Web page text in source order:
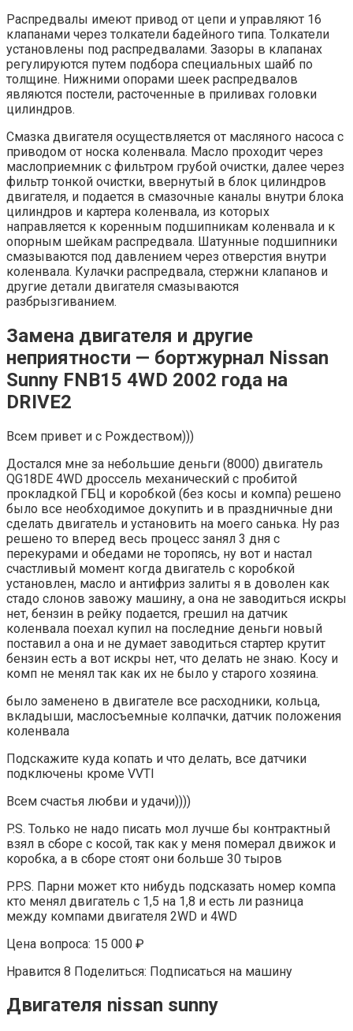
Распредвалы имеют привод от цепи и управляют 16
клапанами через толкатели бадейного типа. Толкатели
установлены под распредвалами. Зазоры в клапанах
регулируются путем подбора специальных шайб по
толщине. Нижними опорами шеек распредвалов
являются постели, расточенные в приливах головки
цилиндров.
Смазка двигателя осуществляется от масляного насоса с
приводом от носка коленвала. Масло проходит через
маслоприемник с фильтром грубой очистки, далее через
фильтр тонкой очистки, ввернутый в блок цилиндров
двигателя, и подается в смазочные каналы внутри блока
цилиндров и картера коленвала, из которых
направляется к коренным подшипникам коленвала и к
опорным шейкам распредвала. Шатунные подшипники
смазываются под давлением через отверстия внутри
коленвала. Кулачки распредвала, стержни клапанов и
другие детали двигателя смазываются
разбрызгиванием.
Замена двигателя и другие
неприятности — бортжурнал Nissan
Sunny FNB15 4WD 2002 года на
DRIVE2
Всем привет и с Рождеством)))
Достался мне за небольшие деньги (8000) двигатель
QG18DE 4WD дроссель механический с пробитой
прокладкой ГБЦ и коробкой (без косы и компа) решено
было все необходимое докупить и в праздничные дни
сделать двигатель и установить на моего санька. Ну раз
решено то вперед весь процесс занял 3 дня с
перекурами и обедами не торопясь, ну вот и настал
счастливый момент когда двигатель с коробкой
установлен, масло и антифриз залиты я в доволен как
стадо слонов завожу машину, а она не заводиться искры
нет, бензин в рейку подается, грешил на датчик
коленвала поехал купил на последние деньги новый
поставил а она и не думает заводиться стартер крутит
бензин есть а вот искры нет, что делать не знаю. Косу и
комп не менял так как их не было у старого хозяина.
было заменено в двигателе все расходники, кольца,
вкладыши, маслосъемные колпачки, датчик положения
коленвала
Подскажите куда копать и что делать, все датчики
подключены кроме VVTI
Всем счастья любви и удачи))))
P.S. Только не надо писать мол лучше бы контрактный
взял в сборе с косой, так как у меня померал движок и
коробка, а в сборе стоят они больше 30 тыров
P.P.S. Парни может кто нибудь подсказать номер компа
кто менял двигатель с 1,5 на 1,8 и есть ли разница
между компами двигателя 2WD и 4WD
Цена вопроса: 15 000 ₽
Нравится 8 Поделиться: Подписаться на машину
Двигателя nissan sunny